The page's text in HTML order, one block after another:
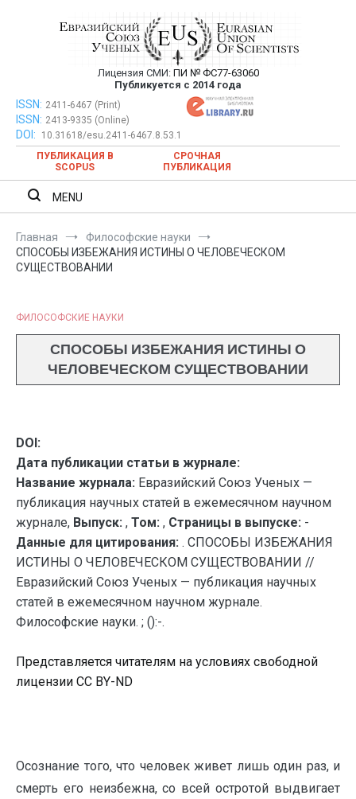
Евразийский Союз Ученых —
публикация научных статей в
ежемесячном научном журнале
Лицензия СМИ: ПИ № ФС77-63060
Публикуется с 2014 года
Евразийский Союз Ученых — публикация научных статей в
ежемесячном научном журнале
ISSN: 2411-6467 (Print)
ISSN: 2413-9335 (Online)
DOI:
10.31618/esu.2411-6467.8.53.1
ПУБЛИКАЦИЯ В
SCOPUS
СРОЧНАЯ
ПУБЛИКАЦИЯ
MENU
Главная
Философские науки
СПОСОБЫ ИЗБЕЖАНИЯ ИСТИНЫ О ЧЕЛОВЕЧЕСКОМ
СУЩЕСТВОВАНИИ
ФИЛОСОФСКИЕ НАУКИ
СПОСОБЫ ИЗБЕЖАНИЯ ИСТИНЫ О
ЧЕЛОВЕЧЕСКОМ СУЩЕСТВОВАНИИ
DOI:
Дата публикации статьи в журнале:
Название журнала: Евразийский Союз Ученых —
публикация научных статей в ежемесячном научном
журнале, Выпуск: , Том: , Страницы в выпуске: -
Данные для цитирования: . СПОСОБЫ ИЗБЕЖАНИЯ
ИСТИНЫ О ЧЕЛОВЕЧЕСКОМ СУЩЕСТВОВАНИИ //
Евразийский Союз Ученых — публикация научных
статей в ежемесячном научном журнале.
Философские науки. ; ():-.
Представляется читателям на условиях свободной
лицензии CC BY-ND
Осознание того, что человек живет лишь один раз, и
смерть его неизбежна, со всей остротой выдвигает